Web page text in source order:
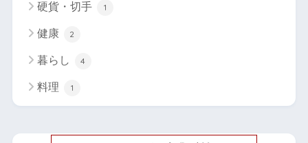
硬貨・切手 1
健康 2
暮らし 4
料理 1